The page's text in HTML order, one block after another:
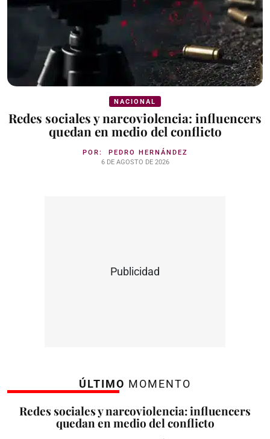
NACIONAL
Redes sociales y narcoviolencia: influencers
quedan en medio del conflicto
POR: PEDRO HERNÁNDEZ
6 DE AGOSTO DE 2026
Publicidad
ÚLTIMO MOMENTO
Redes sociales y narcoviolencia: influencers
quedan en medio del conflicto